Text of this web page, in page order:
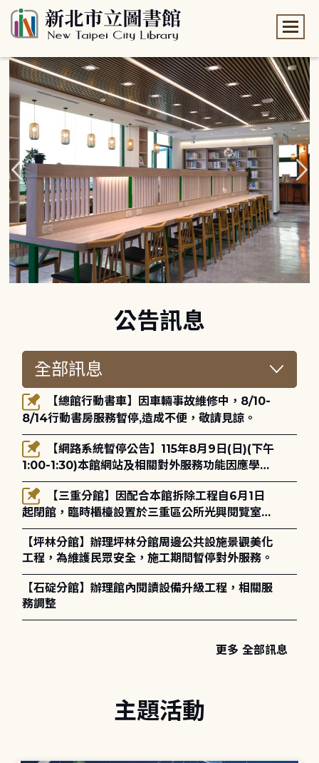
公告訊息
8/14行動書房服務暫停,造成不便，敬請見諒。
1:00-1:30)本館網站及相關對外服務功能因應學術
網路升級更新將暫停服務。
起閉館，臨時櫃檯設置於三重區公所光興閱覽室，
造成不便，敬請見諒。
【坪林分館】辦理坪林分館周邊公共設施景觀美化
工程，為維護民眾安全，施工期間暫停對外服務。
【石碇分館】辦理館內閱讀設備升級工程，相關服
務調整
更多 全部訊息
主題活動